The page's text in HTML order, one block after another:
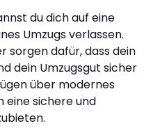
du dich auf eine
Umzugs verlassen.
sorgen dafür, dass dein
dein Umzugsgut sicher
über modernes
eine sichere und